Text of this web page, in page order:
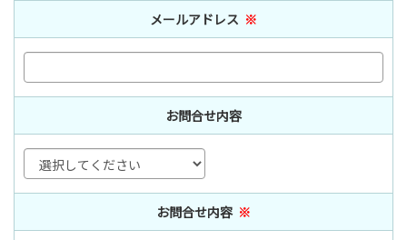
メールアドレス ※
お問合せ内容
お問合せ内容 ※